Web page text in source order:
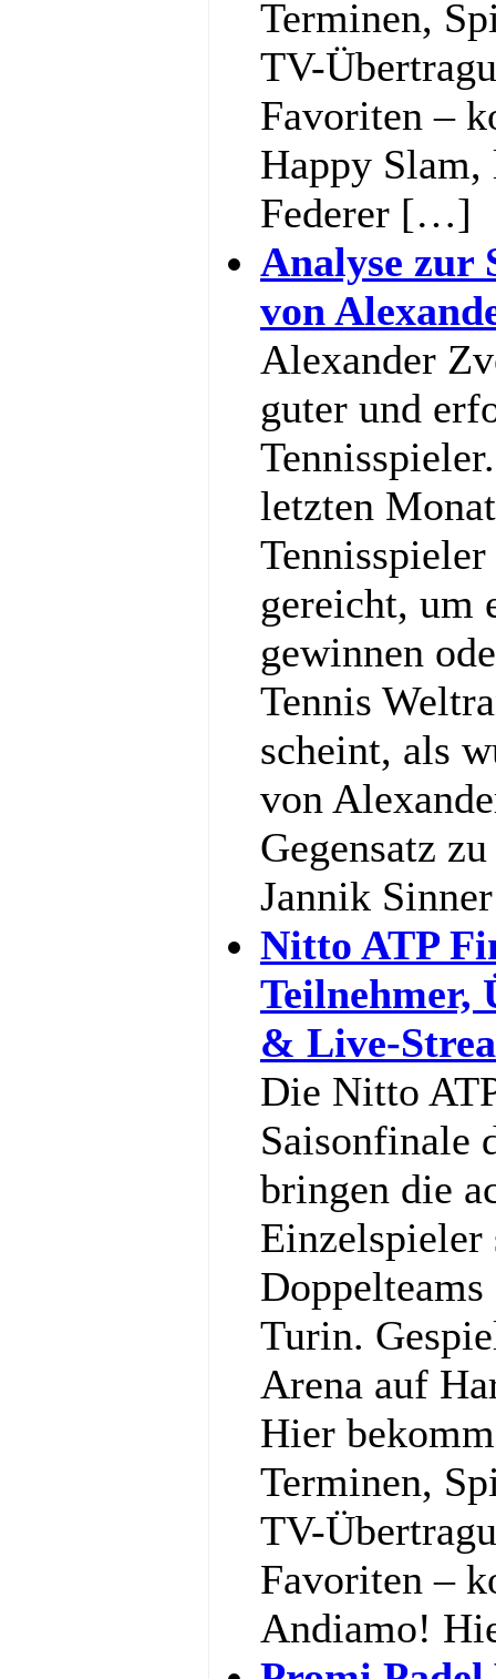
Terminen,
TV-
Favoriten –
Happy Slam,
Federer […]
Analyse zur
von
Alexander
guter und
letzten
gereicht, um
gewinnen
Tennis
scheint, als
von
Gegensatz
Jannik
Nitto ATP
Teilnehmer,
& Live-
Die Nitto
Saisonfinale
bringen die
Einzelspieler
Doppelteams
Turin.
Arena auf
Hier
Terminen,
TV-
Favoriten –
Andiamo!